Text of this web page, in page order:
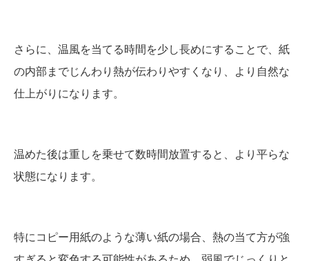
さらに、温風を当てる時間を少し長めにすることで、紙
の内部までじんわり熱が伝わりやすくなり、より自然な
仕上がりになります。
温めた後は重しを乗せて数時間放置すると、より平らな
状態になります。
特にコピー用紙のような薄い紙の場合、熱の当て方が強